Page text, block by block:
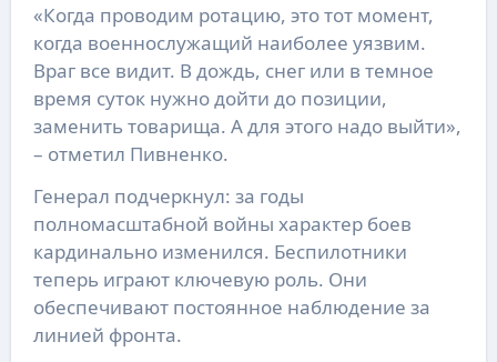
«Когда проводим ротацию, это тот момент,
когда военнослужащий наиболее уязвим.
Враг все видит. В дождь, снег или в темное
время суток нужно дойти до позиции,
заменить товарища. А для этого надо выйти»,
– отметил Пивненко.
Генерал подчеркнул: за годы
полномасштабной войны характер боев
кардинально изменился. Беспилотники
теперь играют ключевую роль. Они
обеспечивают постоянное наблюдение за
линией фронта.